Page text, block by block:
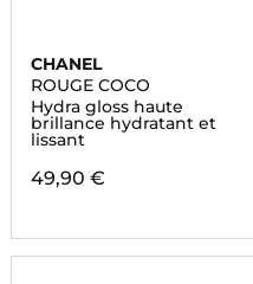
CHANEL
ROUGE COCO
Hydra gloss haute
brillance hydratant et
lissant
49,90 €